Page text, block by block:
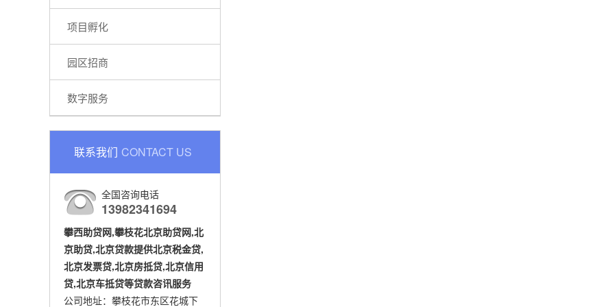
项目孵化
园区招商
数字服务
联系我们 CONTACT US
全国咨询电话
13982341694
攀西助贷网,攀枝花北京助贷网,北
京助贷,北京贷款提供北京税金贷,
北京发票贷,北京房抵贷,北京信用
贷,北京车抵贷等贷款咨讯服务
公司地址：攀枝花市东区花城下